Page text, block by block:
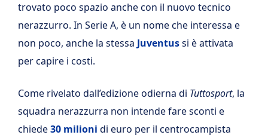
trovato poco spazio anche con il nuovo tecnico
nerazzurro. In Serie A, è un nome che interessa e
non poco, anche la stessa Juventussi è attivata
per capire i costi.
Come rivelato dall’edizione odierna di Tuttosport, la
squadra nerazzurra non intende fare sconti e
chiede30 milioni di euro per il centrocampista